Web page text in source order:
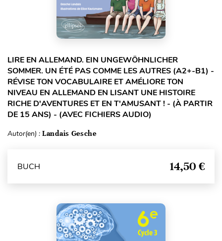
LIRE EN ALLEMAND. EIN UNGEWÖHNLICHER
SOMMER. UN ÉTÉ PAS COMME LES AUTRES (A2+-B1) -
RÉVISE TON VOCABULAIRE ET AMÉLIORE TON
NIVEAU EN ALLEMAND EN LISANT UNE HISTOIRE
RICHE D'AVENTURES ET EN T'AMUSANT ! - (À PARTIR
DE 15 ANS) - (AVEC FICHIERS AUDIO)
Autor(en) : Landais Gesche
BUCH 14,50 €